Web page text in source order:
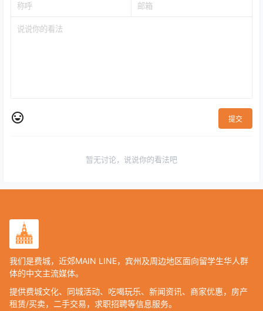
提交
暂无讨论，说说你的看法吧
我们是费城，近郊MAIN LINE，宾州及周边地区面向留学生华人群
体的中文主流媒体。
提供费城文化、同城活动、吃喝玩乐、新闻资讯、商家优惠，房产
租赁/买卖，二手交易，求职招聘等信息服务。